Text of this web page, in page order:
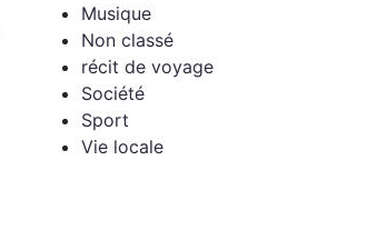
Musique
Non classé
récit de voyage
Société
Sport
Vie locale